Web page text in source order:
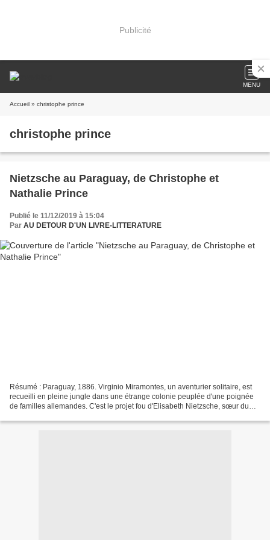
Publicité
MENU
Accueil » christophe prince
christophe prince
Nietzsche au Paraguay, de Christophe et
Nathalie Prince
Publié le 11/12/2019 à 15:04
Par AU DETOUR D'UN LIVRE-LITTERATURE
Résumé : Paraguay, 1886. Virginio Miramontes, un aventurier solitaire, est
recueilli en pleine jungle dans une étrange colonie peuplée d'une poignée
de familles allemandes. C'est le projet fou d'Elisabeth Nietzsche, sœur du